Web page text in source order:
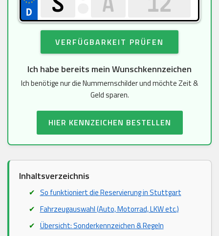
VERFÜGBARKEIT PRÜFEN
Ich habe bereits mein Wunschkennzeichen
Ich benötige nur die Nummernschilder und möchte Zeit &
Geld sparen.
HIER KENNZEICHEN BESTELLEN
Inhaltsverzeichnis
So funktioniert die Reservierung in Stuttgart
Fahrzeugauswahl (Auto, Motorrad, LKW etc.)
Übersicht: Sonderkennzeichen & Regeln